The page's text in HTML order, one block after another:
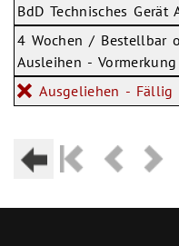
BdD Technisches Gerät
4 Wochen / Bestellbar
Ausleihen -
Ausgeliehen - Fällig